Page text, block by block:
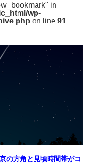
in
wp-
on line 91
の方角と見頃時間帯がコ